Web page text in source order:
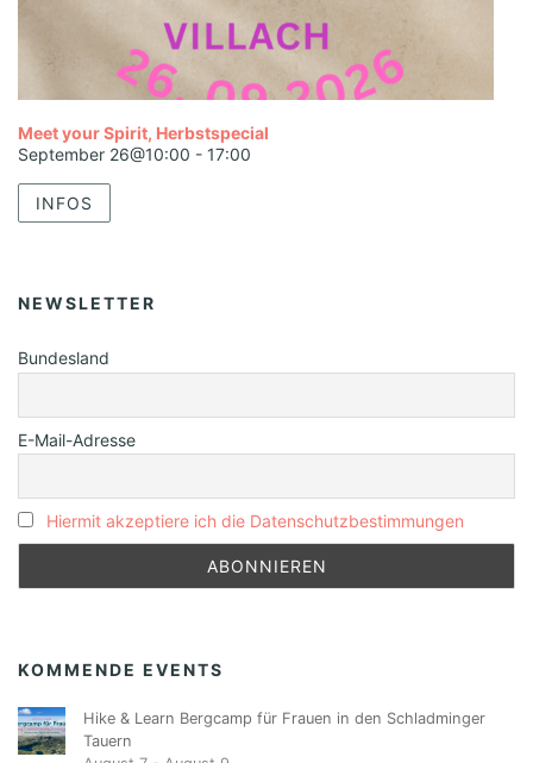
Meet your Spirit, Herbstspecial
September 26@10:00 - 17:00
INFOS
NEWSLETTER
Bundesland
E-Mail-Adresse
Hiermit akzeptiere ich die Datenschutzbestimmungen
KOMMENDE EVENTS
Hike & Learn Bergcamp für Frauen in den Schladminger
Tauern